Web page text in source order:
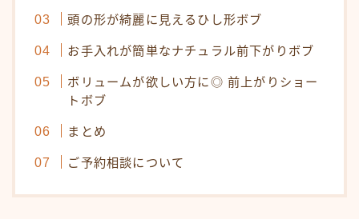
間違ったヘアケア
食事・生活習慣
Q＆A
オンラインショップ
KAMIMONO
頭の形が綺麗に見えるひし形ボブ
お手入れが簡単なナチュラル前下がりボブ
ボリュームが欲しい方に◎ 前上がりショー
トボブ
まとめ
ご予約相談について